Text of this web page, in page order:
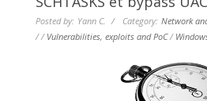
Posted by: Yann C. / Category: Network
// Vulnerabilities, exploits and PoC/